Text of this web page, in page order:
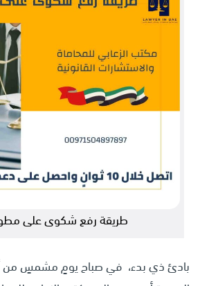
طريقة رفع شكوى على
بادئ ذي بدء، في صباح يومٍ مشمسٍ من